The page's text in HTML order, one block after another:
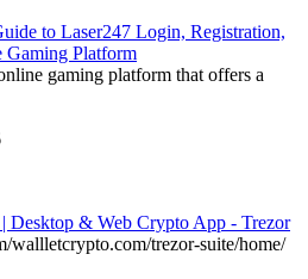
to Laser247 Login, Registration,
Gaming Platform
gaming platform that offers a
Desktop & Web Crypto App - Trezor
wallletcrypto.com/trezor-suite/home/